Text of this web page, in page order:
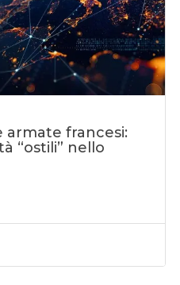
armate francesi:
“ostili” nello